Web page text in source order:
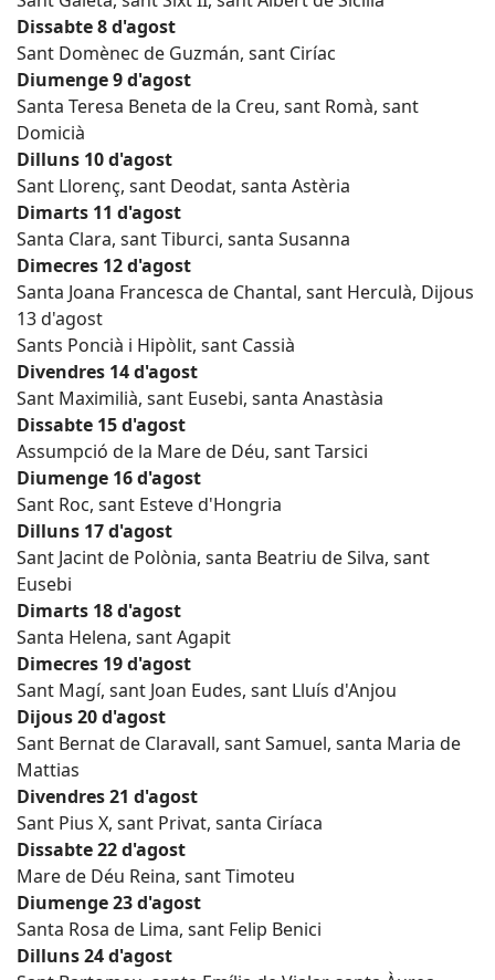
Dissabte 8 d'agost
Sant Domènec de Guzmán, sant Ciríac
Diumenge 9 d'agost
Santa Teresa Beneta de la Creu, sant Romà, sant
Domicià
Dilluns 10 d'agost
Sant Llorenç, sant Deodat, santa Astèria
Dimarts 11 d'agost
Santa Clara, sant Tiburci, santa Susanna
Dimecres 12 d'agost
Santa Joana Francesca de Chantal, sant Herculà, Dijous
13 d'agost
Sants Poncià i Hipòlit, sant Cassià
Divendres 14 d'agost
Sant Maximilià, sant Eusebi, santa Anastàsia
Dissabte 15 d'agost
Assumpció de la Mare de Déu, sant Tarsici
Diumenge 16 d'agost
Sant Roc, sant Esteve d'Hongria
Dilluns 17 d'agost
Sant Jacint de Polònia, santa Beatriu de Silva, sant
Eusebi
Dimarts 18 d'agost
Santa Helena, sant Agapit
Dimecres 19 d'agost
Sant Magí, sant Joan Eudes, sant Lluís d'Anjou
Dijous 20 d'agost
Sant Bernat de Claravall, sant Samuel, santa Maria de
Mattias
Divendres 21 d'agost
Sant Pius X, sant Privat, santa Ciríaca
Dissabte 22 d'agost
Mare de Déu Reina, sant Timoteu
Diumenge 23 d'agost
Santa Rosa de Lima, sant Felip Benici
Dilluns 24 d'agost